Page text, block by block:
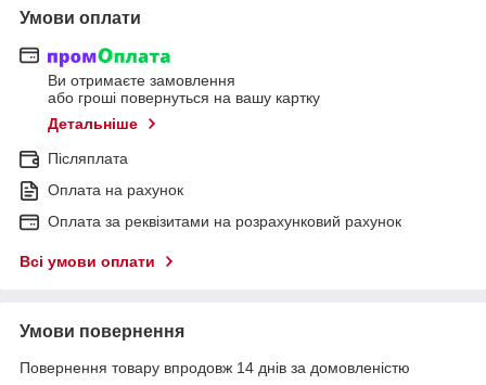
Умови оплати
Ви отримаєте замовлення
або гроші повернуться на вашу картку
Детальніше
Післяплата
Оплата на рахунок
Оплата за реквізитами на розрахунковий рахунок
Всі умови оплати
Умови повернення
Повернення товару впродовж 14 днів за домовленістю